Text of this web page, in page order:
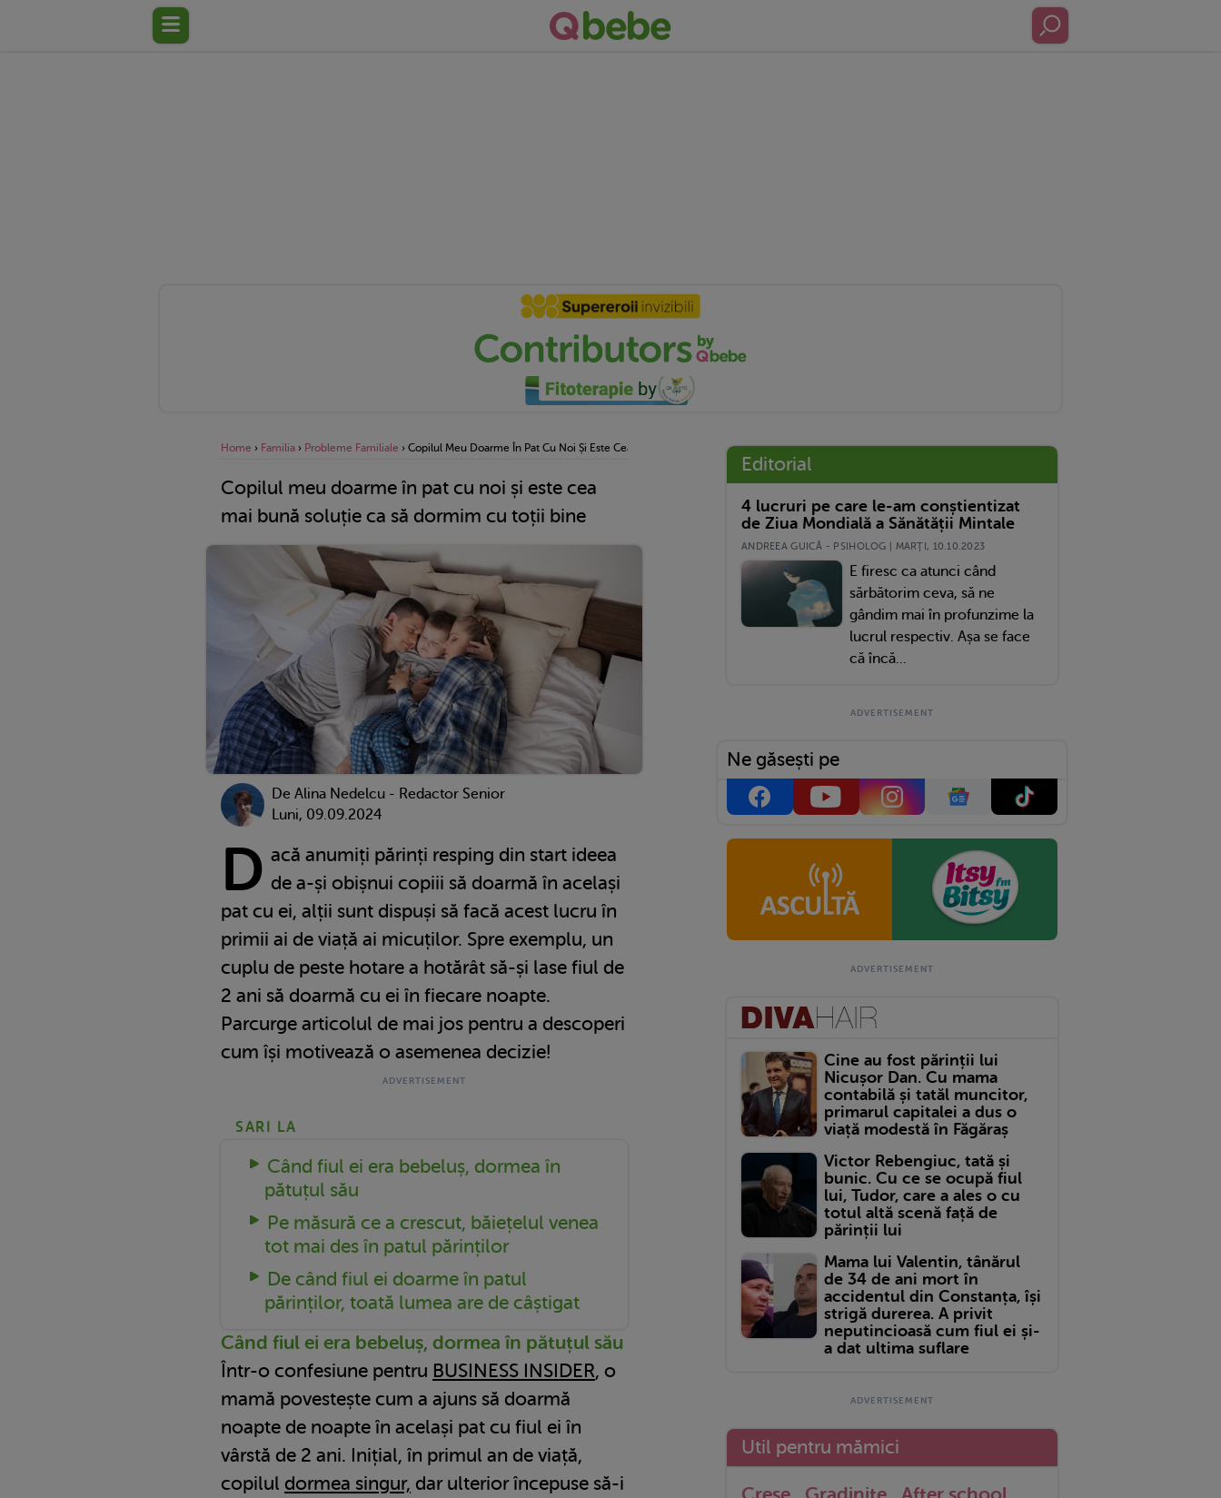
Home › Familia › Probleme Familiale › Copilul Meu Doarme În Pat Cu Noi Și Este Cea Mai Bună Soluție Ca Să Dormim Cu Toții Bine
Copilul meu doarme în pat cu noi și este cea
mai bună soluție ca să dormim cu toții bine
De Alina Nedelcu - Redactor Senior
Luni, 09.09.2024
D acă anumiți părinți resping din start ideea
de a-și obișnui copiii să doarmă în același
pat cu ei, alții sunt dispuși să facă acest lucru în
primii ai de viață ai micuților. Spre exemplu, un
cuplu de peste hotare a hotărât să-și lase fiul de
2 ani să doarmă cu ei în fiecare noapte.
Parcurge articolul de mai jos pentru a descoperi
cum își motivează o asemenea decizie!
SARI LA
Când fiul ei era bebeluș, dormea în
pătuțul său
Pe măsură ce a crescut, băiețelul venea
tot mai des în patul părinților
De când fiul ei doarme în patul
părinților, toată lumea are de câștigat
Când fiul ei era bebeluș, dormea în pătuțul său
Într-o confesiune pentru BUSINESS INSIDER, o
mamă povestește cum a ajuns să doarmă
noapte de noapte în același pat cu fiul ei în
vârstă de 2 ani. Inițial, în primul an de viață,
copilul dormea singur, dar ulterior începuse să-i
Editorial
4 lucruri pe care le-am conștientizat
de Ziua Mondială a Sănătății Mintale
ANDREEA GUICĂ - PSIHOLOG | MARŢI, 10.10.2023
E firesc ca atunci când
sărbătorim ceva, să ne
gândim mai în profunzime la
lucrul respectiv. Așa se face
că încă...
Ne găsești pe
Cine au fost părinții lui
Nicușor Dan. Cu mama
contabilă și tatăl muncitor,
primarul capitalei a dus o
viață modestă în Făgăraș
Victor Rebengiuc, tată și
bunic. Cu ce se ocupă fiul
lui, Tudor, care a ales o cu
totul altă scenă față de
părinții lui
Mama lui Valentin, tânărul
de 34 de ani mort în
accidentul din Constanța, își
strigă durerea. A privit
neputincioasă cum fiul ei și-
a dat ultima suflare
Util pentru mămici